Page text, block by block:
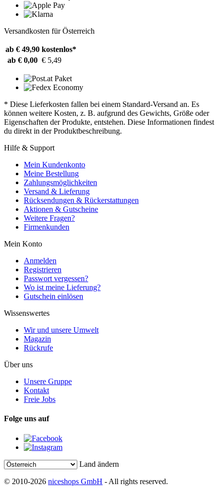
Versandkosten für Österreich
ab € 49,90 kostenlos*
ab € 0,00 € 5,49
* Diese Lieferkosten fallen bei einem Standard-Versand an. Es
können weitere Kosten, z. B. aufgrund des Gewichts, Größe oder
Eigenschaften der Produkte, entstehen. Diese Informationen findest
du direkt in der Produktbeschreibung.
Hilfe & Support
Mein Kundenkonto
Meine Bestellung
Zahlungsmöglichkeiten
Versand & Lieferung
Rücksendungen & Rückerstattungen
Aktionen & Gutscheine
Weitere Fragen?
Firmenkunden
Mein Konto
Anmelden
Registrieren
Passwort vergessen?
Wo ist meine Lieferung?
Gutschein einlösen
Wissenswertes
Wir und unsere Umwelt
Magazin
Rückrufe
Über uns
Unsere Gruppe
Kontakt
Freie Jobs
Folge uns auf
Land ändern
© 2010-2026 niceshops GmbH - All rights reserved.